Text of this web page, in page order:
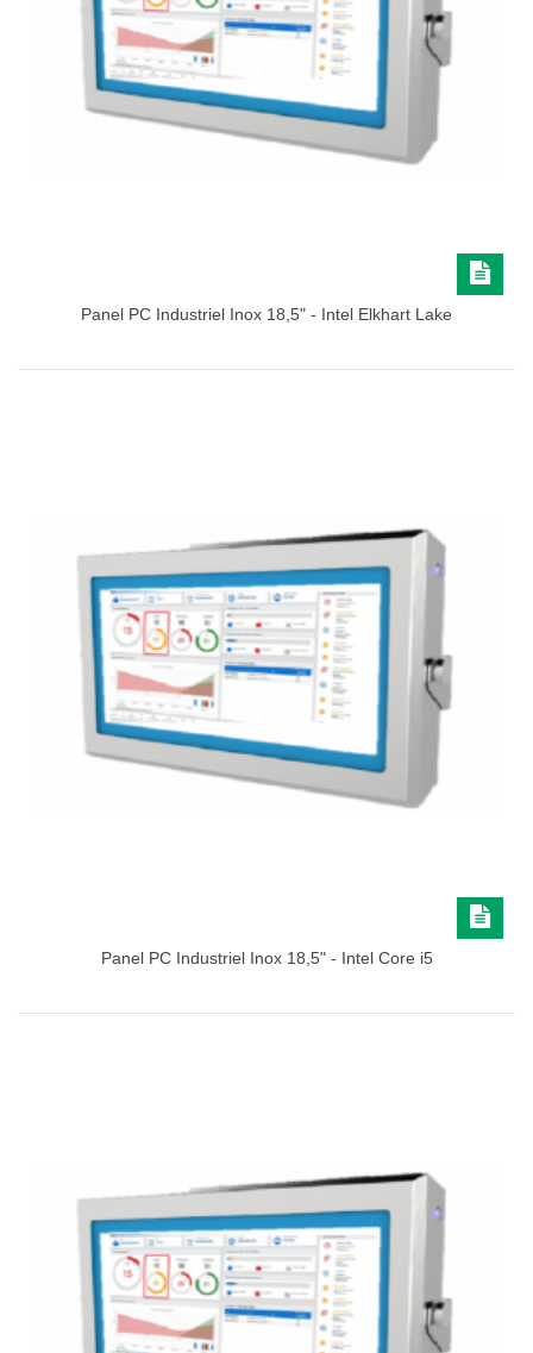
Panel PC Industriel Inox 18,5" - Intel Elkhart Lake
Panel PC Industriel Inox 18,5" - Intel Core i5